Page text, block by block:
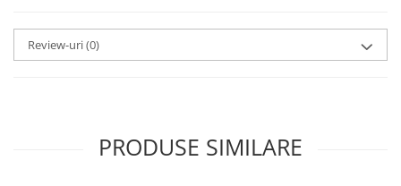
ascutite si periculoase.
INTARESTEecranul!
Folia avand rezistenta 9H la
Review-uri(0)
PRODUSE SIMILARE